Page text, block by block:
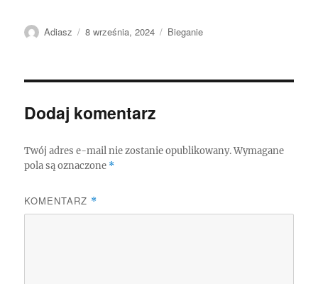
Autor
Adiasz
Data
8 września, 2024 Kategorie
Bieganie
Dodaj komentarz
Twój adres e-mail nie zostanie opublikowany. Wymagane
pola są oznaczone *
KOMENTARZ *